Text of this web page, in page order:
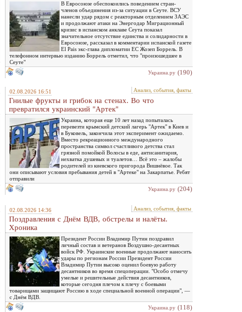
В Евросоюзе обеспокоились поведением стран-
членов объединения из-за ситуации в Сеуте. ВСУ
нанесли удар рядом с реакторным отделением ЗАЭС
и продолжают атаки на Энергодар Миграционный
кризис в испанском анклаве Сеута показал
значительное отсутствие единства и солидарности в
Евросоюзе, рассказал в комментарии испанской газете
El Pais экс-глава дипломатии ЕС Жозеп Боррель. В
телефонном интервью изданию Боррель отметил, что "произошедшее в
Сеуте"
Украина.ру (190)
02.08.2026 16:51 Анализ, события, факты
Гнилые фрукты и грибок на стенах. Во что
превратился украинский "Артек"
Украина, которая еще 10 лет назад попыталась
перевезти крымский детский лагерь "Артек" в Киев и
в Буковель, закончила этот эксперимент ожидаемо.
Вместо рекреационного международного
пространства символ счастливого детства стал
грязной помойкой Волосы в еде, антисанитария,
нехватка душевых и туалетов… Всё это – жалобы
родителей из киевского пригорода Вишнёвое. Так
они описывают условия пребывания детей в "Артеке" на Закарпатье. Ребят
отправили
Украина.ру (204)
02.08.2026 14:36 Анализ, события, факты
Поздравления с Днём ВДВ, обстрелы и налёты.
Хроника
Президент России Владимир Путин поздравил
личный состав и ветеранов Воздушно-десантных
войск РФ. Украинские военные продолжают наносить
удары по регионам России Президент России
Владимир Путин высоко оценил боевую работу
десантников во время спецоперации. "Особо отмечу
умелые и решительные действия десантников,
которые сегодня плечом к плечу с боевыми
товарищами защищают Россию в ходе специальной военной операции", —
с Днём ВДВ.
Украина.ру (118)